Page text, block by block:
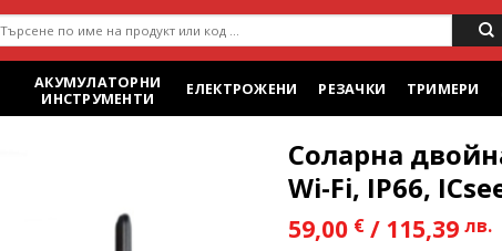
АКУМУЛАТОРНИ
ИНСТРУМЕНТИ
ЕЛЕКТРОЖЕНИ РЕЗАЧКИ ТРИМЕРИ
Соларна
Wi-Fi, IP66,
59,00 € / 115,39 лв.